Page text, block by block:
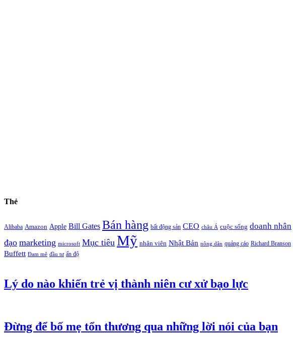
Thẻ
Alibaba Amazon Apple Bill Gates Bán hàng bất động sản CEO châu Á cuộc sống doanh nhân
đạo marketing microsoft Mục tiêu Mỹ nhân viên Nhật Bản nông dân quảng cáo Richard Branson
Buffett Đam mê đầu tư ấn độ
Lý do nào khiến trẻ vị thành niên cư xử bạo lực
Đừng để bố mẹ tổn thương qua những lời nói của bạn